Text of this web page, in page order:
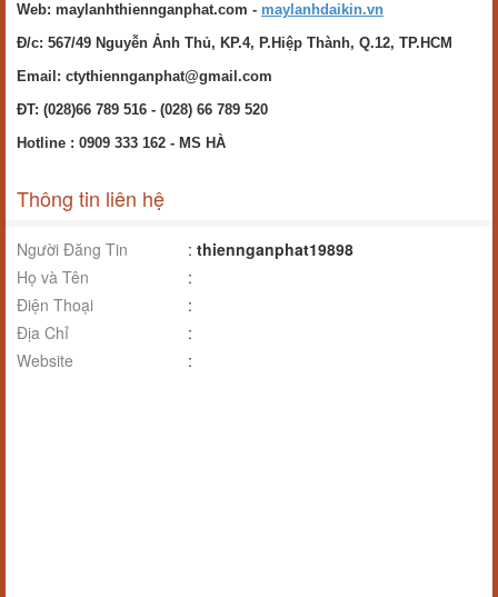
Web: maylanhthiennganphat.com - maylanhdaikin.vn
Đ/c: 567/49 Nguyễn Ảnh Thủ, KP.4, P.Hiệp Thành, Q.12, TP.HCM
Email: ctythiennganphat@gmail.com
ĐT: (028)66 789 516 - (028) 66 789 520
Hotline : 0909 333 162 - MS HÀ
Thông tin liên hệ
Người Đăng Tin : thiennganphat19898
Họ và Tên
:
Điện Thoại
:
Địa Chỉ
:
Website
: